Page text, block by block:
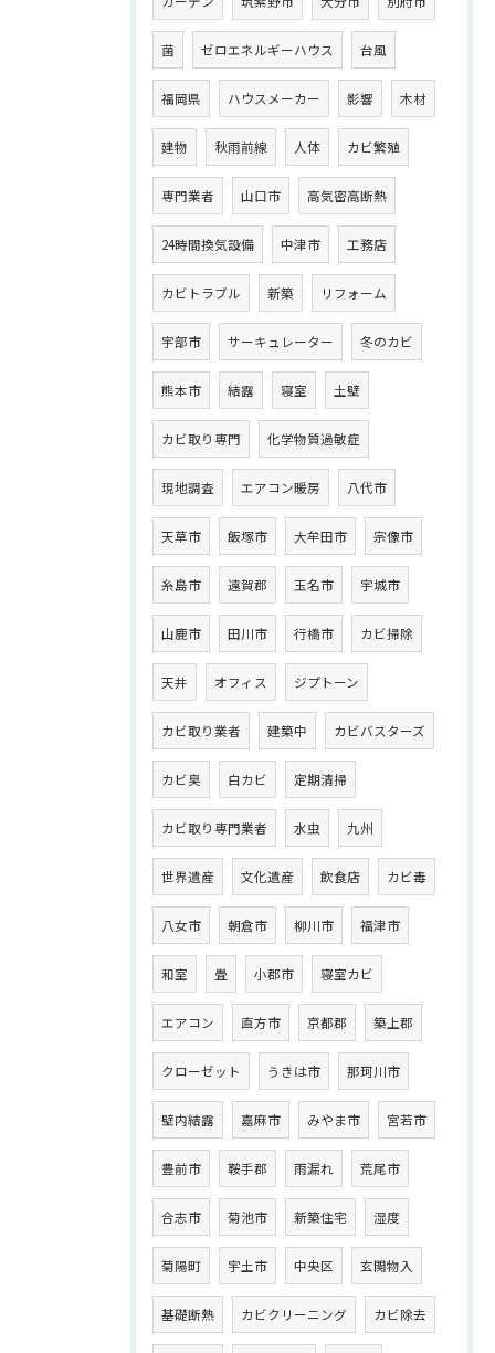
菌 ゼロエネルギーハウス 台風
福岡県 ハウスメーカー 影響 木材
建物 秋雨前線 人体 カビ繁殖
専門業者 山口市 高気密高断熱
24時間換気設備 中津市 工務店
カビトラブル 新築 リフォーム
宇部市 サーキュレーター 冬のカビ
熊本市 結露 寝室 土壁
カビ取り専門 化学物質過敏症
現地調査 エアコン暖房 八代市
天草市 飯塚市 大牟田市 宗像市
糸島市 遠賀郡 玉名市 宇城市
山鹿市 田川市 行橋市 カビ掃除
天井 オフィス ジプトーン
カビ取り業者 建築中 カビバスターズ
カビ臭 白カビ 定期清掃
カビ取り専門業者 水虫 九州
世界遺産 文化遺産 飲食店 カビ毒
八女市 朝倉市 柳川市 福津市
和室 畳 小郡市 寝室カビ
エアコン 直方市 京都郡 築上郡
クローゼット うきは市 那珂川市
壁内結露 嘉麻市 みやま市 宮若市
豊前市 鞍手郡 雨漏れ 荒尾市
合志市 菊池市 新築住宅 湿度
菊陽町 宇土市 中央区 玄関物入
基礎断熱 カビクリーニング カビ除去